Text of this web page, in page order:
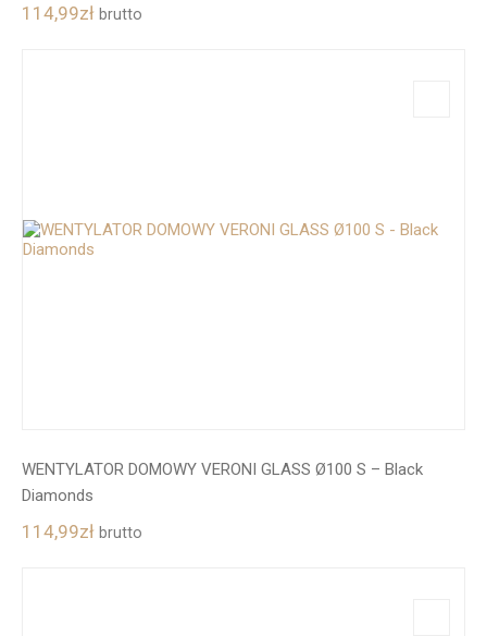
114,99zł brutto
WENTYLATOR DOMOWY VERONI GLASS Ø100 S – Black
Diamonds
114,99zł brutto